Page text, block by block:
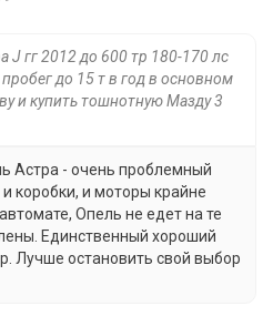
J гг 2012 до 600 тр 180-170 лс
до 15 т в год в основном
и купить тошнотную Мазду 3
Астра - очень проблемный
коробки, и моторы крайне
Опель не едет на те
Единственный хороший
Лучше остановить свой выбор